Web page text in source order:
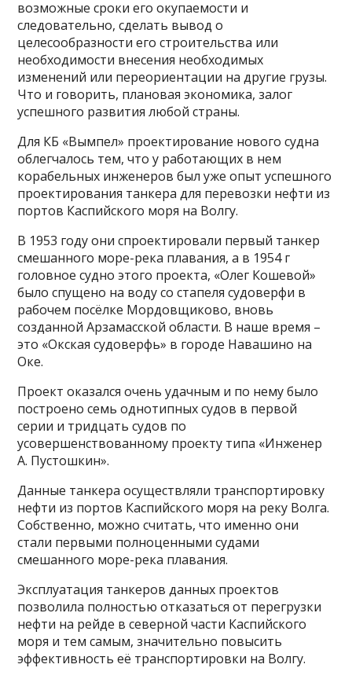
возможные сроки его окупаемости и
следовательно, сделать вывод о
целесообразности его строительства или
необходимости внесения необходимых
изменений или переориентации на другие грузы.
Что и говорить, плановая экономика, залог
успешного развития любой страны.
Для КБ «Вымпел» проектирование нового судна
облегчалось тем, что у работающих в нем
корабельных инженеров был уже опыт успешного
проектирования танкера для перевозки нефти из
портов Каспийского моря на Волгу.
В 1953 году они спроектировали первый танкер
смешанного море-река плавания, а в 1954 г
головное судно этого проекта, «Олег Кошевой»
было спущено на воду со стапеля судоверфи в
рабочем посёлке Мордовщиково, вновь
созданной Арзамасской области. В наше время –
это «Окская судоверфь» в городе Навашино на
Оке.
Проект оказался очень удачным и по нему было
построено семь однотипных судов в первой
серии и тридцать судов по
усовершенствованному проекту типа «Инженер
А. Пустошкин».
Данные танкера осуществляли транспортировку
нефти из портов Каспийского моря на реку Волга.
Собственно, можно считать, что именно они
стали первыми полноценными судами
смешанного море-река плавания.
Эксплуатация танкеров данных проектов
позволила полностью отказаться от перегрузки
нефти на рейде в северной части Каспийского
моря и тем самым, значительно повысить
эффективность её транспортировки на Волгу.